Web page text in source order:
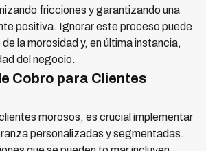
fricciones y garantizando una
positiva. Ignorar este proceso puede
de la morosidad y, en última instancia,
del negocio.
Cobro para Clientes
morosos, es crucial implementar
personalizadas y segmentadas.